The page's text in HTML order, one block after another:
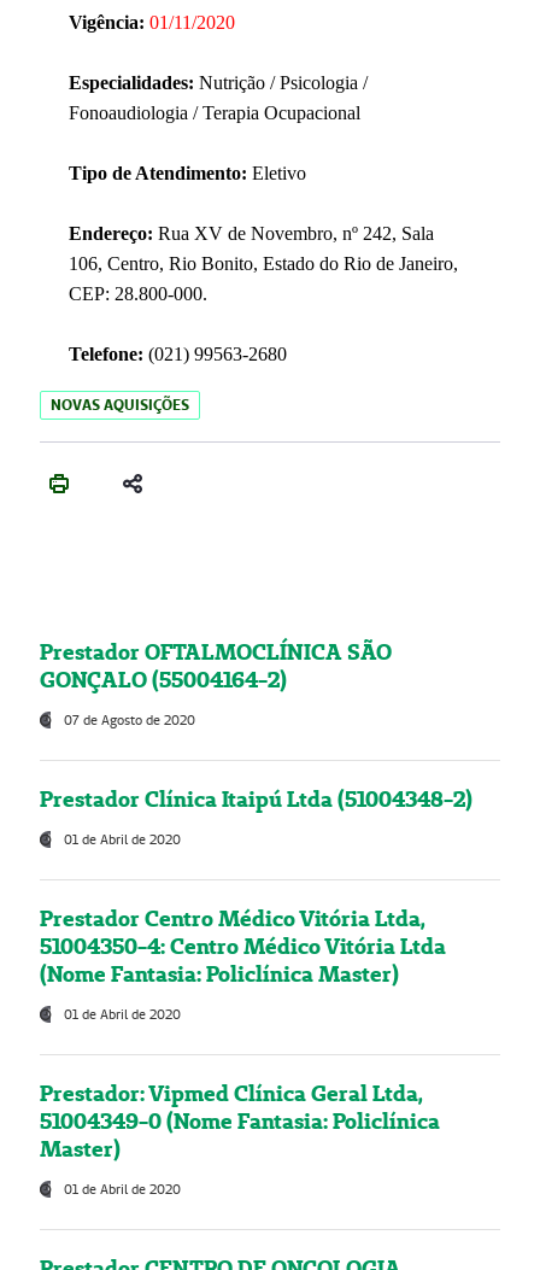
Vigência: 01/11/2020
Especialidades: Nutrição / Psicologia /
Fonoaudiologia / Terapia Ocupacional
Tipo de Atendimento: Eletivo
Endereço: Rua XV de Novembro, nº 242, Sala
106, Centro, Rio Bonito, Estado do Rio de Janeiro,
CEP: 28.800-000.
Telefone: (021) 99563-2680
NOVAS AQUISIÇÕES
Prestador OFTALMOCLÍNICA SÃO
GONÇALO (55004164-2)
07 de Agosto de 2020
Prestador Clínica Itaipú Ltda (51004348-2)
01 de Abril de 2020
Prestador Centro Médico Vitória Ltda,
51004350-4: Centro Médico Vitória Ltda
(Nome Fantasia: Policlínica Master)
01 de Abril de 2020
Prestador: Vipmed Clínica Geral Ltda,
51004349-0 (Nome Fantasia: Policlínica
Master)
01 de Abril de 2020